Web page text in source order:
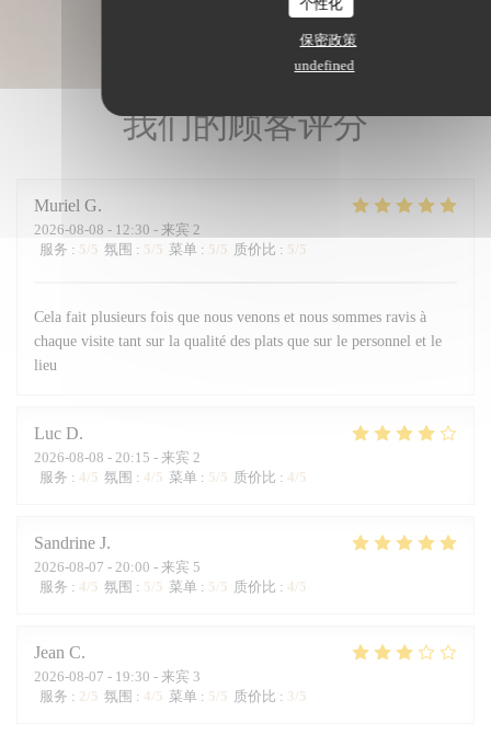
个性化
保密政策
undefined
我们的顾客评分
Muriel G
2026-08-08 - 12:30 - 来宾 2
服务 : 5/5 氛围 : 5/5 菜单 : 5/5 质价比 : 5/5
Cela fait plusieurs fois que nous venons et nous sommes ravis à
chaque visite tant sur la qualité des plats que sur le personnel et le
lieu
Luc D
2026-08-08 - 20:15 - 来宾 2
服务 : 4/5 氛围 : 4/5 菜单 : 5/5 质价比 : 4/5
Sandrine J
2026-08-07 - 20:00 - 来宾 5
服务 : 4/5 氛围 : 5/5 菜单 : 5/5 质价比 : 4/5
Jean C
2026-08-07 - 19:30 - 来宾 3
服务 : 2/5 氛围 : 4/5 菜单 : 5/5 质价比 : 3/5